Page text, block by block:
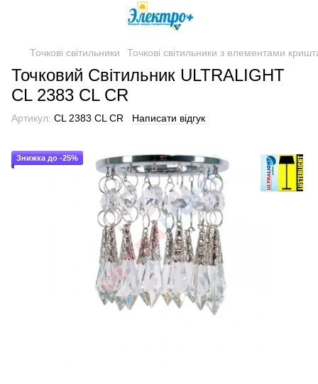
Точкові світильники Точкові світильники з елементами
Точковий Світильник ULTRALIGHT
CL 2383 CL CR
Артикул: CL 2383 CL CR Написати відгук
Знижка до -25%